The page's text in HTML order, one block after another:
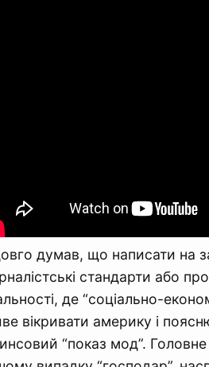
думав, що написати на
стандарти або
де “соціально-
вікривати америку і
“показ мод”.